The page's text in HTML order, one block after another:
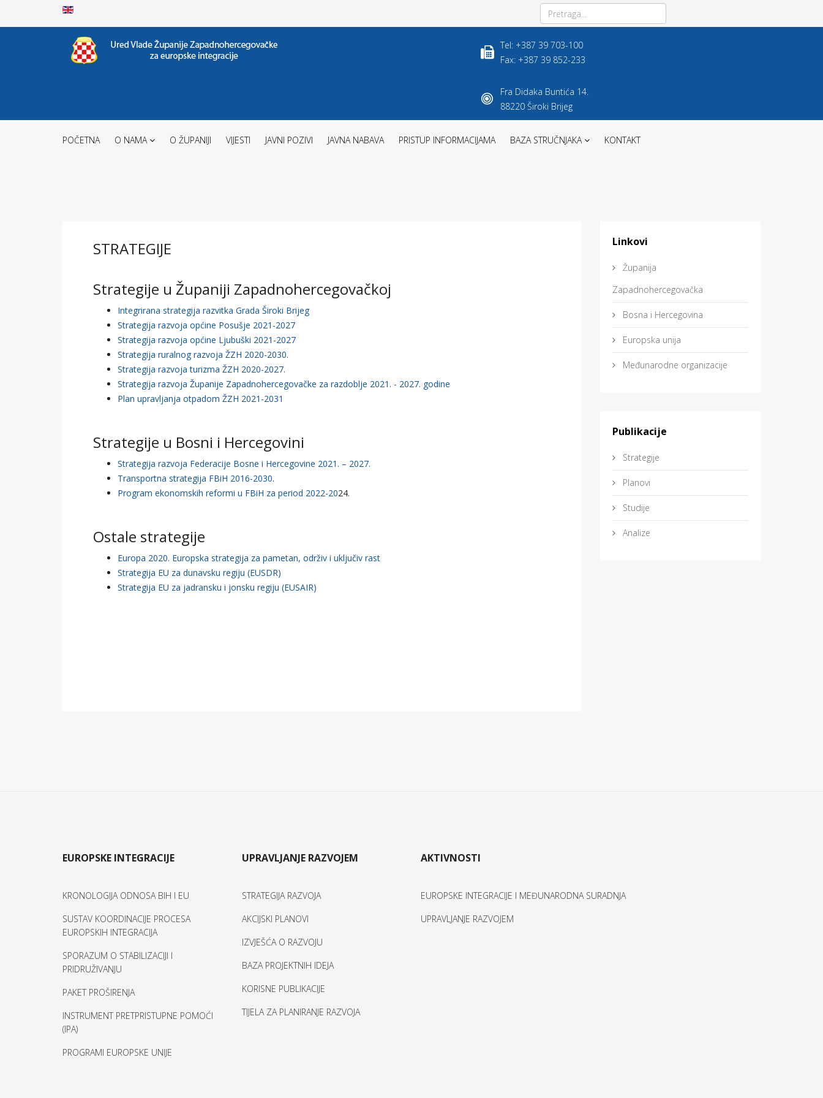
Tel: +387 39 703-100
Fax: +387 39 852-233
Fra Didaka Buntića 14.
88220 Široki Brijeg
POČETNA O NAMA O ŽUPANIJI VIJESTI JAVNI POZIVI JAVNA NABAVA PRISTUP INFORMACIJAMA BAZA STRUČNJAKA KONTAKT
STRATEGIJE
Strategije u Županiji Zapadnohercegovačkoj
Integrirana strategija razvitka Grada Široki Brijeg
Strategija razvoja općine Posušje 2021-2027
Strategija razvoja općine Ljubuški 2021-2027
Strategija ruralnog razvoja ŽZH 2020-2030.
Strategija razvoja turizma ŽZH 2020-2027.
Strategija razvoja Županije Zapadnohercegovačke za razdoblje 2021. - 2027. godine
Plan upravljanja otpadom ŽZH 2021-2031
Strategije u Bosni i Hercegovini
Strategija razvoja Federacije Bosne i Hercegovine 2021. – 2027.
Transportna strategija FBiH 2016-2030.
Program ekonomskih reformi u FBiH za period 2022-2024.
Ostale strategije
Europa 2020. Europska strategija za pametan, održiv i uključiv rast
Strategija EU za dunavsku regiju (EUSDR)
Strategija EU za jadransku i jonsku regiju (EUSAIR)
Linkovi
Županija
Zapadnohercegovačka
Bosna i Hercegovina
Europska unija
Međunarodne organizacije
Publikacije
Strategije
Planovi
Studije
Analize
EUROPSKE INTEGRACIJE
KRONOLOGIJA ODNOSA BIH I EU
SUSTAV KOORDINACIJE PROCESA
EUROPSKIH INTEGRACIJA
SPORAZUM O STABILIZACIJI I
PRIDRUŽIVANJU
PAKET PROŠIRENJA
INSTRUMENT PRETPRISTUPNE POMOĆI
(IPA)
PROGRAMI EUROPSKE UNIJE
UPRAVLJANJE RAZVOJEM
STRATEGIJA RAZVOJA
AKCIJSKI PLANOVI
IZVJEŠĆA O RAZVOJU
BAZA PROJEKTNIH IDEJA
KORISNE PUBLIKACIJE
TIJELA ZA PLANIRANJE RAZVOJA
AKTIVNOSTI
EUROPSKE INTEGRACIJE I MEĐUNARODNA SURADNJA
UPRAVLJANJE RAZVOJEM